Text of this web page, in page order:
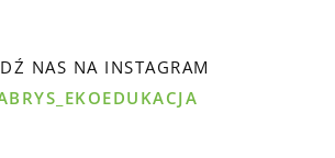
NAS NA INSTAGRAM